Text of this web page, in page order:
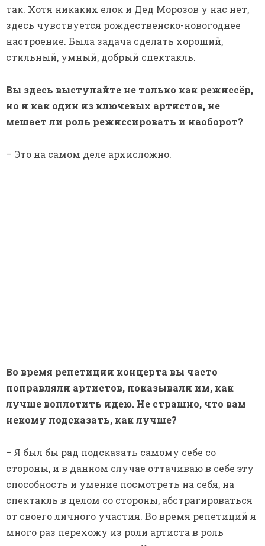
так. Хотя никаких елок и Дед Морозов у нас нет,
здесь чувствуется рождественско-новогоднее
настроение. Была задача сделать хороший,
стильный, умный, добрый спектакль.
Вы здесь выступайте не только как режиссёр,
но и как один из ключевых артистов, не
мешает ли роль режиссировать и наоборот?
– Это на самом деле архисложно.
режиссера: со сцены в зал. К тому же я не один
наблюдаю за процессом: в зале всегда сидят те,
кто могут что-то увидеть, что я не сразу вижу
или замечаю. Думаю, у нас получается.
В главных ролях, в качестве чтецов и
вокалистов в концерте было задействовано
всего четверо артистов. Алексей Захаров –
самый молодой из этой группы, к нему и
возникало больше всех вопросов на
репетициях. Справился?